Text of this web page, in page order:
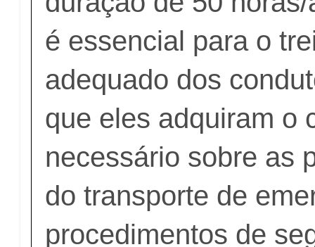
é essencial para o
adequado dos
que eles adquiram o
necessário sobre as
do transporte de
procedimentos de